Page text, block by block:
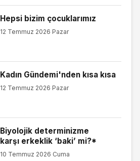
Hepsi bizim çocuklarımız
12 Temmuz 2026 Pazar
Kadın Gündemi'nden kısa kısa
12 Temmuz 2026 Pazar
Biyolojik determinizme
karşı erkeklik ‘baki’ mi?*
10 Temmuz 2026 Cuma